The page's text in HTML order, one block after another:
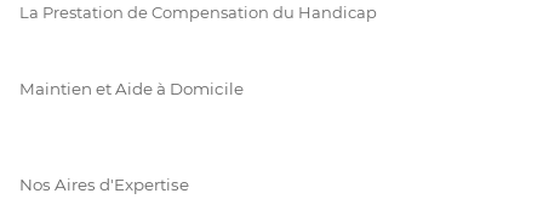
La Prestation de Compensation du Handicap
Maintien et Aide à Domicile
Nos Aires d'Expertise